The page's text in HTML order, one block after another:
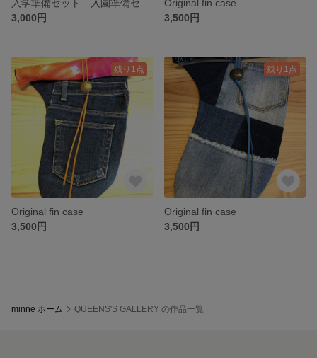
3,000円
Original fin case
3,500円
残り1点
Original fin case
3,500円
残り1点
Original fin case
3,500円
minne ホーム QUEENS'S GALLERY の作品一覧